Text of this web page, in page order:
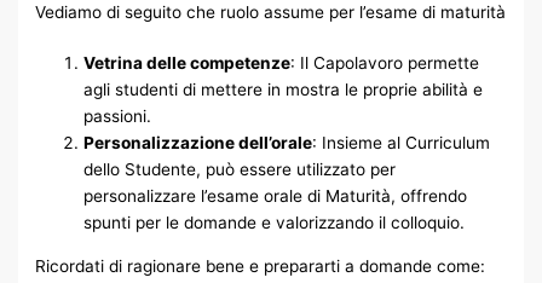
Vediamo di seguito che ruolo assume per l’esame di maturità
Vetrina delle competenze: Il Capolavoro permette
agli studenti di mettere in mostra le proprie abilità e
passioni.
Personalizzazione dell’orale: Insieme al Curriculum
dello Studente, può essere utilizzato per
personalizzare l’esame orale di Maturità, offrendo
spunti per le domande e valorizzando il colloquio.
Ricordati di ragionare bene e prepararti a domande come: